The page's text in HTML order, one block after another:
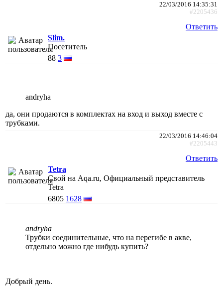
22/03/2016 14:35:31
#2205436
Ответить
Slim.
Посетитель
88 3
andryha
да, они продаются в комплектах на вход и выход вместе с
трубками.
22/03/2016 14:46:04
#2205443
Ответить
Tetra
Свой на Aqa.ru, Официальный представитель
Tetra
6805 1628
andryha
Трубки соединительные, что на перегибе в акве,
отдельно можно где нибудь купить?
Добрый день.